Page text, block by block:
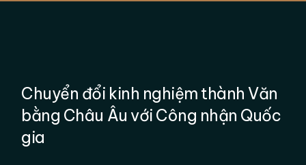
Chuyển đổi kinh nghiệm thành Văn
bằng Châu Âu với Công nhận Quốc
gia